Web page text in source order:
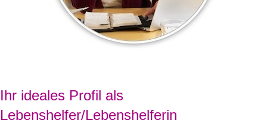
Ihr ideales Profil als
Lebenshelfer/Lebenshelferin